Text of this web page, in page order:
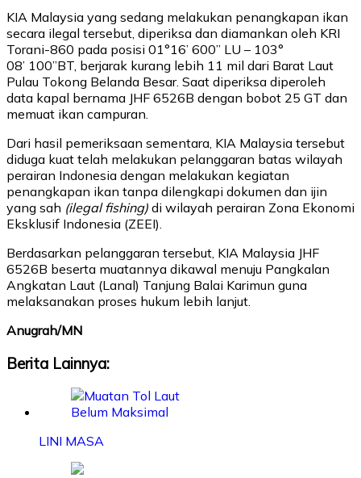
KIA Malaysia yang sedang melakukan penangkapan ikan
secara ilegal tersebut, diperiksa dan diamankan oleh KRI
Torani-860 pada posisi 01°16’ 600’’ LU – 103°
08’ 100’’BT, berjarak kurang lebih 11 mil dari Barat Laut
Pulau Tokong Belanda Besar. Saat diperiksa diperoleh
data kapal bernama JHF 6526B dengan bobot 25 GT dan
memuat ikan campuran.
Dari hasil pemeriksaan sementara, KIA Malaysia tersebut
diduga kuat telah melakukan pelanggaran batas wilayah
perairan Indonesia dengan melakukan kegiatan
penangkapan ikan tanpa dilengkapi dokumen dan ijin
yang sah (ilegal fishing) di wilayah perairan Zona Ekonomi
Eksklusif Indonesia (ZEEI).
Berdasarkan pelanggaran tersebut, KIA Malaysia JHF
6526B beserta muatannya dikawal menuju Pangkalan
Angkatan Laut (Lanal) Tanjung Balai Karimun guna
melaksanakan proses hukum lebih lanjut.
Anugrah/MN
Berita Lainnya:
LINI MASA